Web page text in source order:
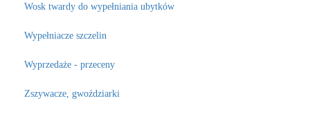
Wosk twardy do wypełniania ubytków
Wypełniacze szczelin
Wyprzedaże - przeceny
Zszywacze, gwoździarki